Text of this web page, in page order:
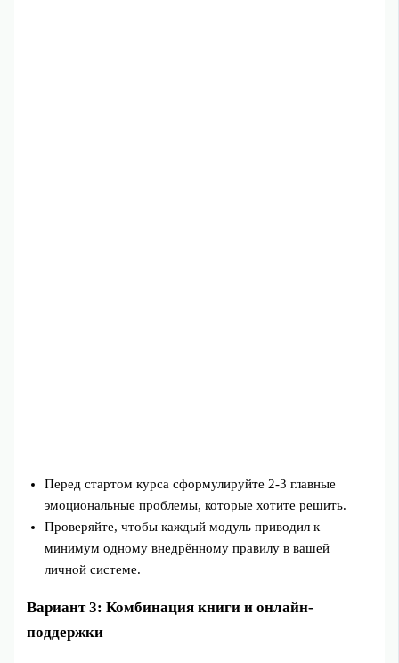
Перед стартом курса сформулируйте 2-3 главные
эмоциональные проблемы, которые хотите решить.
Проверяйте, чтобы каждый модуль приводил к
минимум одному внедрённому правилу в вашей
личной системе.
Вариант 3: Комбинация книги и онлайн-
поддержки